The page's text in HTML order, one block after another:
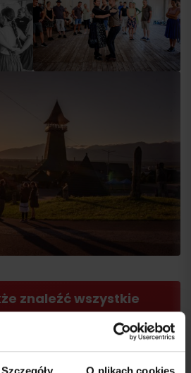
Szczegóły O plikach cookies
znaleźć wszystkie
w naszej aplikacji